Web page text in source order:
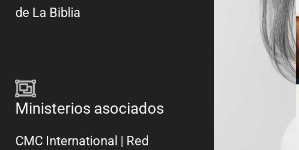
de La Biblia
Ministerios asociados
CMC International | Red